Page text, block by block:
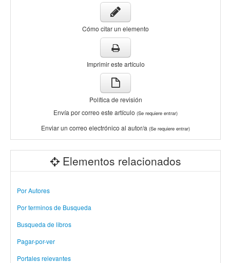
Cómo citar un elemento
Imprimir este artículo
Política de revisión
Envía por correo este artículo (Se requiere entrar)
Enviar un correo electrónico al autor/a (Se requiere entrar)
Elementos relacionados
Por Autores
Por terminos de Busqueda
Busqueda de libros
Pagar-por-ver
Portales relevantes